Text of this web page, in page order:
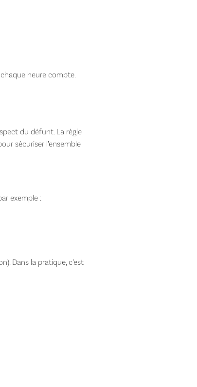
heure compte.
du défunt. La règle
sécuriser l’ensemble
exemple :
Dans la pratique, c’est